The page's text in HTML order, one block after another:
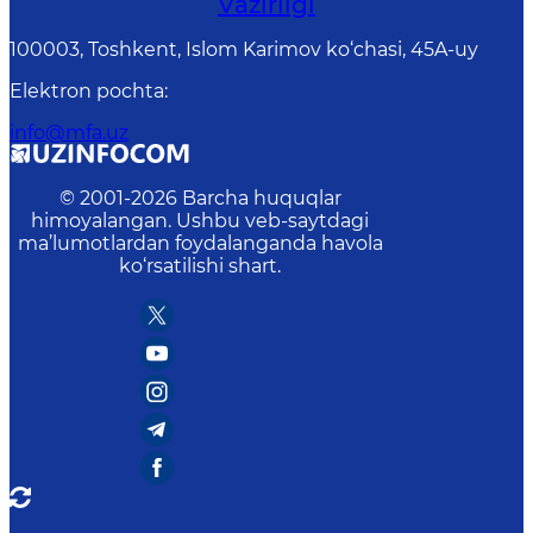
100003, Toshkent, Islom Karimov ko‘chasi, 45A-uy
Elektron pochta:
info@mfa.uz
© 2001-2026 Barcha huquqlar
himoyalangan. Ushbu veb-saytdagi
ma’lumotlardan foydalanganda havola
ko‘rsatilishi shart.